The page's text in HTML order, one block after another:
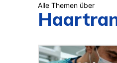
Alle Themen über